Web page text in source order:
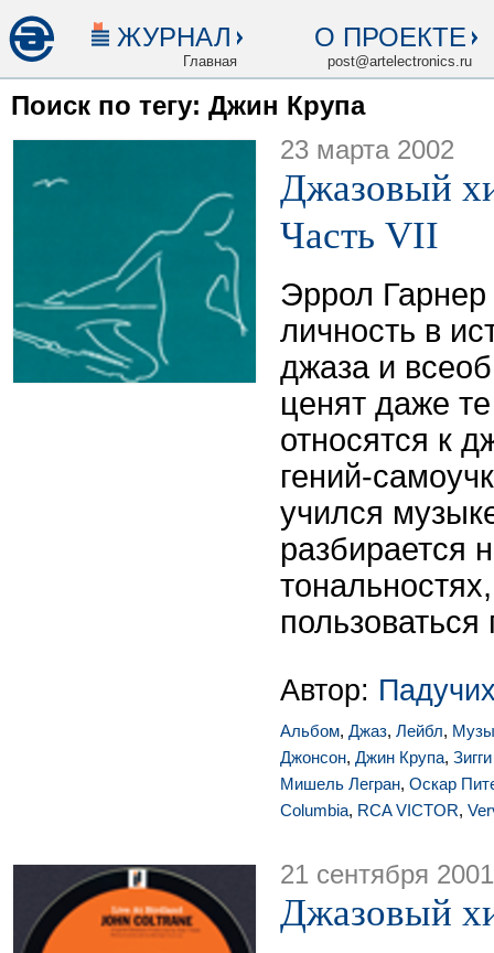
ЖУРНАЛ
Главная
О ПРОЕКТЕ
post@artelectronics.ru
Поиск по тегу: Джин Крупа
23 марта 2002
Джазовый
Часть VII
Эррол Гарнер
личность в
джаза и
ценят даже
относятся к
гений-
учился
разбирается
Автор:
Альбом, Джаз, Лейбл,
Джонсон, Джин Крупа,
Мишель Легран, Оскар
Columbia, RCA VICTOR,
21 сентября 2001
Джазовый